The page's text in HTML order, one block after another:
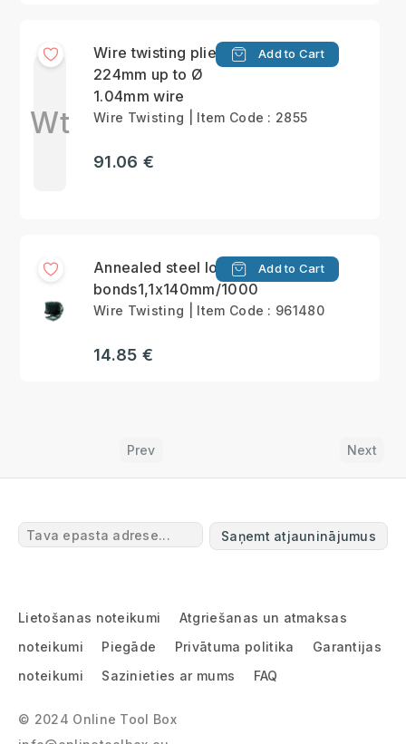
Wt
Wire twisting pliers
224mm up to Ø
1.04mm wire
Add to Cart
Wire Twisting | Item Code : 2855
91.06 €
Annealed steel looped
bonds1,1x140mm/1000
Add to Cart
Wire Twisting | Item Code : 961480
14.85 €
Prev Next
Saņemt atjauninājumus
Lietošanas noteikumi
Atgriešanas un atmaksas
noteikumi
Piegāde Privātuma politika
Garantijas
noteikumi
Sazinieties ar mums FAQ
© 2024 Online Tool Box